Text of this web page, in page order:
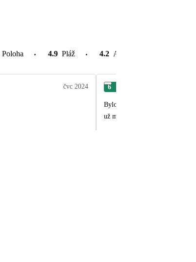
Poloha 4.9 Pláž 4.2 Atrakce v okolí
čvc 2024 6
Bylo to fajn ale dlouhé čekání na pokoj ale věděli sme že pokoje sou až od 15 hodin přijeli sme kolem deváté ale všechny služby sme